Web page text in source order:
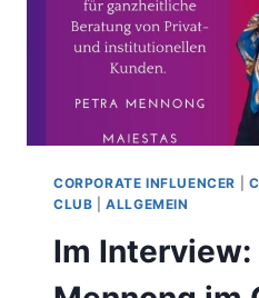
CORPORATE INFLUENCER
CLUB |ALLGEMEIN
Im Interview: